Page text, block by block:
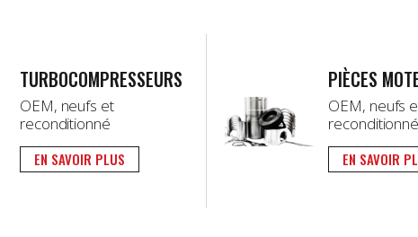
TURBOCOMPRESSEURS
OEM, neufs et
reconditionné
EN SAVOIR PLUS
PIÈCES
OEM, neufs
reconditionné
EN SAVOIR